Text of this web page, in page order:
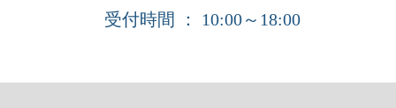
受付時間 ： 10:00～18:00